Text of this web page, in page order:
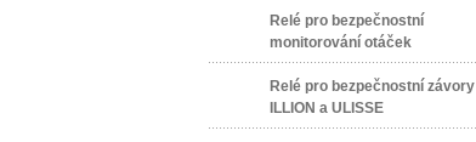
Relé pro bezpečnostní
monitorování otáček
Relé pro bezpečnostní závory
ILLION a ULISSE